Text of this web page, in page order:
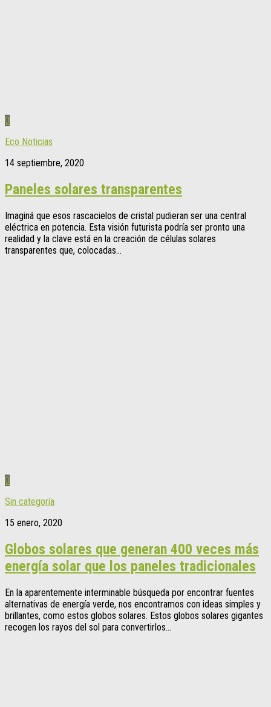
0
Eco Noticias
14 septiembre, 2020
Paneles solares transparentes
Imaginá que esos rascacielos de cristal pudieran ser una central
eléctrica en potencia. Esta visión futurista podría ser pronto una
realidad y la clave está en la creación de células solares
transparentes que, colocadas...
0
Sin categoría
15 enero, 2020
Globos solares que generan 400 veces más
energía solar que los paneles tradicionales
En la aparentemente interminable búsqueda por encontrar fuentes
alternativas de energía verde, nos encontramos con ideas simples y
brillantes, como estos globos solares. Estos globos solares gigantes
recogen los rayos del sol para convertirlos...